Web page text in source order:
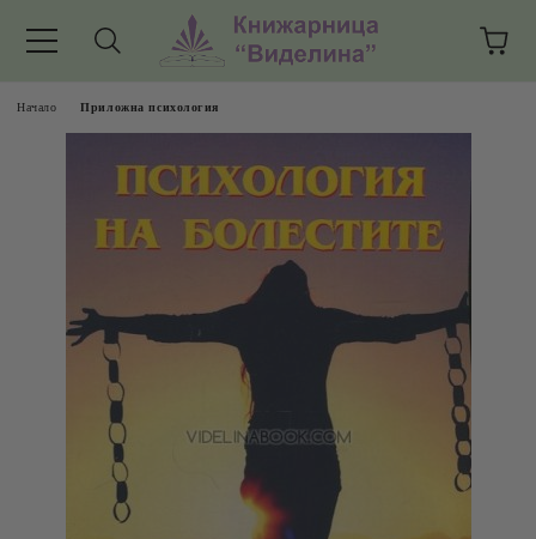
Начало Приложна психология